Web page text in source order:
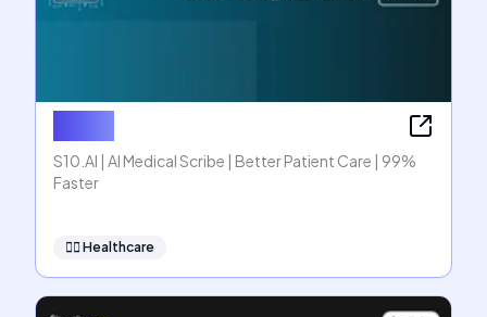
S10.AI | AI Medical Scribe | Better Patient Care | 99%
Faster
👩‍⚕️ Healthcare